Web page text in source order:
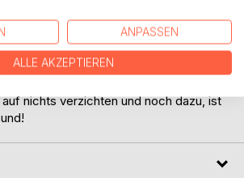
gesund noch lecker sein?
diesem Buch sind viele tolle, leckere und
Rezepte aus allen Sparten und
nichts verzichten und noch dazu, ist
ANPASSEN
ALLE AKZEPTIEREN